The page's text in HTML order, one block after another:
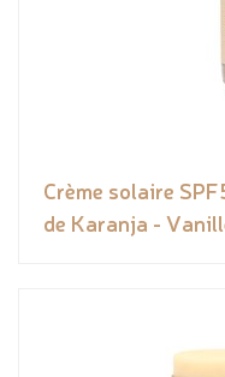
Crème solaire
de Karanja -